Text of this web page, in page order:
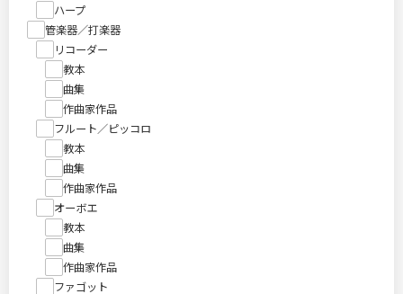
ハープ
管楽器／打楽器
リコーダー
教本
曲集
作曲家作品
フルート／ピッコロ
教本
曲集
作曲家作品
オーボエ
教本
曲集
作曲家作品
ファゴット